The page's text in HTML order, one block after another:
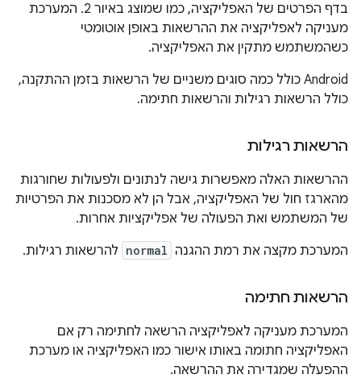
בדף הפרטים של האפליקציה, כמו שמוצג באיור 2. המערכת
מעניקה לאפליקציה את ההרשאות באופן אוטומטי
כשהמשתמש מתקין את האפליקציה.
‫Android כולל כמה סוגים משניים של הרשאות בזמן ההתקנה,
כולל הרשאות רגילות והרשאות חתימה.
הרשאות רגילות
ההרשאות האלה מאפשרות גישה לנתונים ולפעולות שחורגות
מהארגז חול של האפליקציה, אבל הן לא מסכנות את הפרטיות
של המשתמש ואת הפעולה של אפליקציות אחרות.
המערכת מקצה את רמת ההגנה normal להרשאות רגילות.
הרשאות חתימה
המערכת מעניקה לאפליקציה הרשאה לחתימה רק אם
האפליקציה חתומה באותו אישור כמו האפליקציה או מערכת
ההפעלה שמגדירה את ההרשאה.